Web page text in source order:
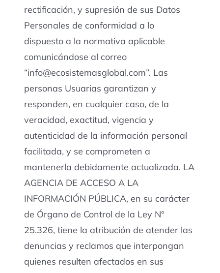
rectificación, y supresión de sus Datos
Personales de conformidad a lo
dispuesto a la normativa aplicable
comunicándose al correo
“info@ecosistemasglobal.com”. Las
personas Usuarias garantizan y
responden, en cualquier caso, de la
veracidad, exactitud, vigencia y
autenticidad de la información personal
facilitada, y se comprometen a
mantenerla debidamente actualizada. LA
AGENCIA DE ACCESO A LA
INFORMACIÓN PÚBLICA, en su carácter
de Órgano de Control de la Ley N°
25.326, tiene la atribución de atender las
denuncias y reclamos que interpongan
quienes resulten afectados en sus